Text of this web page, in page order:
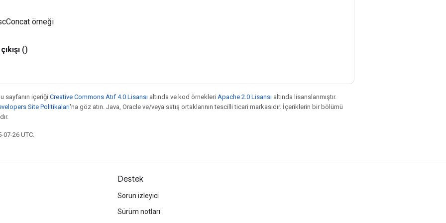
örneği
çıkışı ()
sayfanın içeriği Creative Commons Atıf 4.0 Lisansı altında ve kod örnekleri Apache 2.0 Lisansı altında lisanslanmıştır.
Site Politikaları'na göz atın. Java, Oracle ve/veya satış ortaklarının tescilli ticari markasıdır. İçeriklerin bir bölümü
07-26 UTC.
Destek
Sorun izleyici
Sürüm notları